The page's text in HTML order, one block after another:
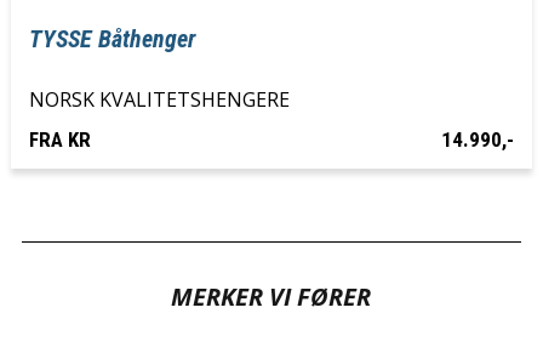
TYSSE Båthenger
NORSK KVALITETSHENGERE
FRA KR 14.990,-
MERKER VI FØRER